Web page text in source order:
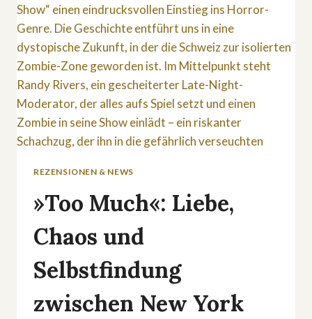
REZENSIONEN & NEWS
»Too Much«: Liebe,
Chaos und
Selbstfindung
zwischen New York